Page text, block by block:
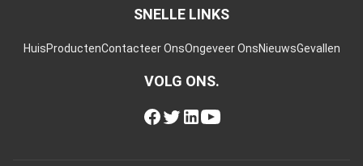
SNELLE LINKS
HuisProductenContacteer OnsOngeveer OnsNieuwsGevallen
VOLG ONS.